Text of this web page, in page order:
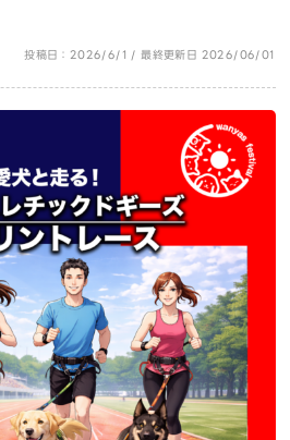
投稿日：2026/6/1 / 最終更新日 2026/06/01